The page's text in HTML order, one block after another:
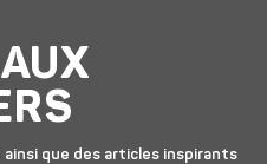
que des articles inspirants